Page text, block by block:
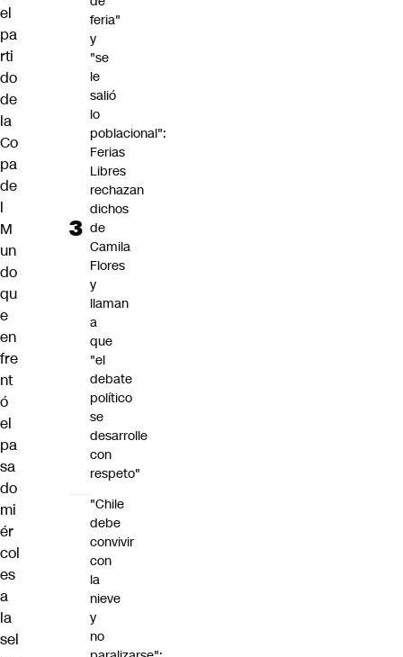
el
pa
rti
do
de
la
Co
pa
de
l
M
un
do
qu
e
en
fre
nt
ó
el
pa
sa
do
mi
ér
col
es
a
la
sel
feria"
y
"se
le
salió
lo
poblacional":
Ferias
Libres
rechazan
dichos
de
Camila
Flores
y
llaman
a
que
"el
debate
político
se
desarrolle
con
respeto"
"Chile
debe
convivir
con
la
nieve
y
no